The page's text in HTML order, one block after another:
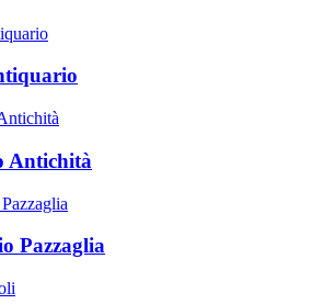
Antichità
Pazzaglia